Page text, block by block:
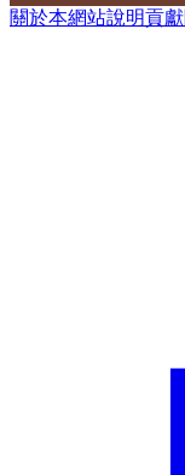
關於本網站說明貢獻